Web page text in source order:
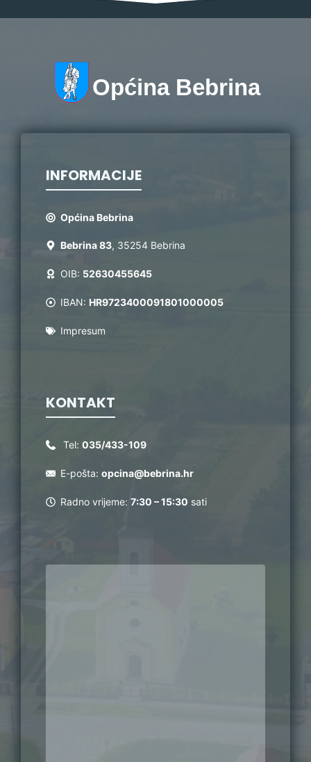
Općina Bebrina
INFORMACIJE
Općina Bebrina
Bebrina 83, 35254 Bebrina
OIB: 52630455645
IBAN: HR9723400091801000005
Impresum
KONTAKT
Tel: 035/433-109
E-pošta: opcina@bebrina.hr
Radno vrijeme: 7:30 – 15:30 sati